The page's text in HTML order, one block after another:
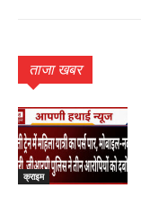
ताजा खबर
क्राइम